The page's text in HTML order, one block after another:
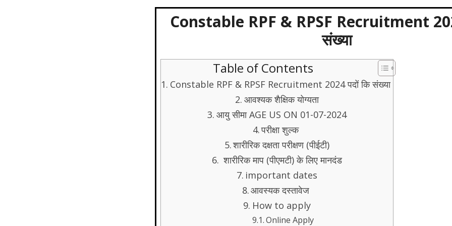
Constable RPF & RPSF Recruitment
संख्या
Table of Contents
Constable RPF & RPSF Recruitment 2024 पदों कि संख्या
आवश्यक शैक्षिक योग्यता
आयु सीमा AGE US ON 01-07-2024
परीक्षा शुल्क
शारीरिक दक्षता परीक्षण (पीईटी)
शारीरिक माप (पीएमटी) के लिए मानदंड
important dates
आवस्यक दस्तावेज
How to apply
Online Apply